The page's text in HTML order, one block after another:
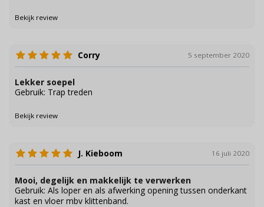
Bekijk review
Corry 5 september 2020
Lekker soepel
Gebruik: Trap treden
Bekijk review
J. Kieboom 16 juli 2020
Mooi, degelijk en makkelijk te verwerken
Gebruik: Als loper en als afwerking opening tussen onderkant
kast en vloer mbv klittenband.